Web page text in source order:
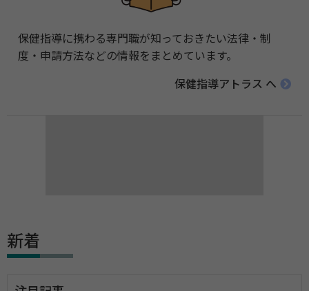
保健指導に携わる専門職が知っておきたい法律・制
度・申請方法などの情報をまとめています。
保健指導アトラス へ
新着